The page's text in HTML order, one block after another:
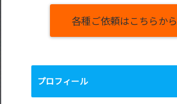
各種ご依頼はこちらから
プロフィール